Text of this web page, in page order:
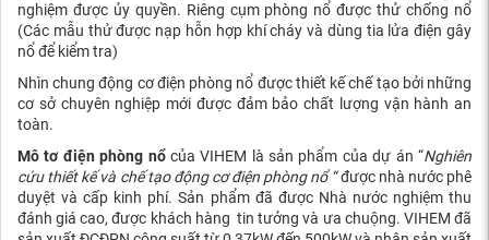
nghiệm được ủy quyền. Riêng cụm phòng nổ được thử chống nổ
(Các mẫu thử được nạp hỗn hợp khí cháy và dùng tia lửa điện gây
nổ để kiểm tra)
Nhìn chung động cơ điện phòng nổ được thiết kế chế tạo bởi những
cơ sở chuyên nghiệp mới được đảm bảo chất lượng vận hành an
toàn.
Mô tơ điện phòng nổcủa VIHEM là sản phẩm của dự án “Nghiên
cứu thiết kế và chế tạo động cơ điện phòng nổ “được nhà nước phê
duyệt và cấp kinh phí. Sản phẩm đã được Nhà nước nghiệm thu
đánh giá cao, được khách hàng tin tưởng và ưa chuộng. VIHEM đã